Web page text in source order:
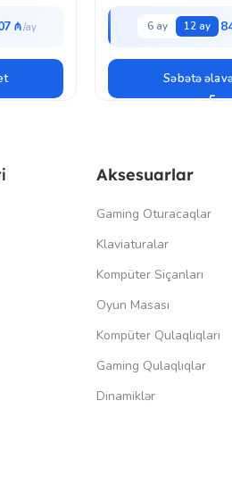
₼ 6 ay 12 ay
Səbətə
Aksesuarlar
Gaming Oturacaqlar
Klaviaturalar
Kompüter Siçanları
Oyun Masası
Kompüter Qulaqlıqları
Gaming Qulaqlıqlar
Dinamiklər